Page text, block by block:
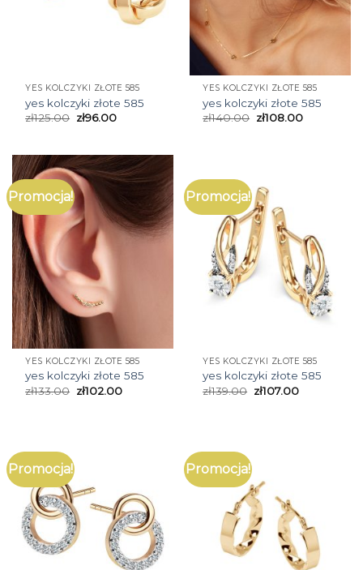
YES KOLCZYKI ZŁOTE 585
yes kolczyki złote 585
zł125.00 zł96.00
YES KOLCZYKI ZŁOTE 585
yes kolczyki złote 585
zł140.00 zł108.00
Promocja!
YES KOLCZYKI ZŁOTE 585
yes kolczyki złote 585
zł133.00 zł102.00
Promocja!
YES KOLCZYKI ZŁOTE 585
yes kolczyki złote 585
zł139.00 zł107.00
Promocja! Promocja!